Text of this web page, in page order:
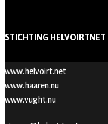
STICHTING HELVOIRTNET
www.helvoirt.net
www.haaren.nu
www.vught.nu